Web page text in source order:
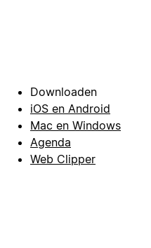
Downloaden
iOS en Android
Mac en Windows
Agenda
Web Clipper